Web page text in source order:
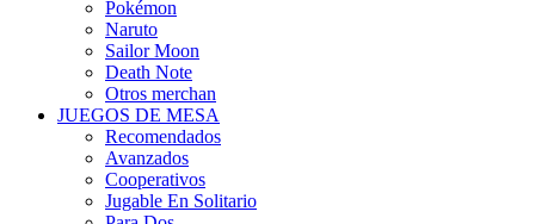
Pokémon
Naruto
Sailor Moon
Death Note
Otros merchan
JUEGOS DE MESA
Recomendados
Avanzados
Cooperativos
Jugable En Solitario